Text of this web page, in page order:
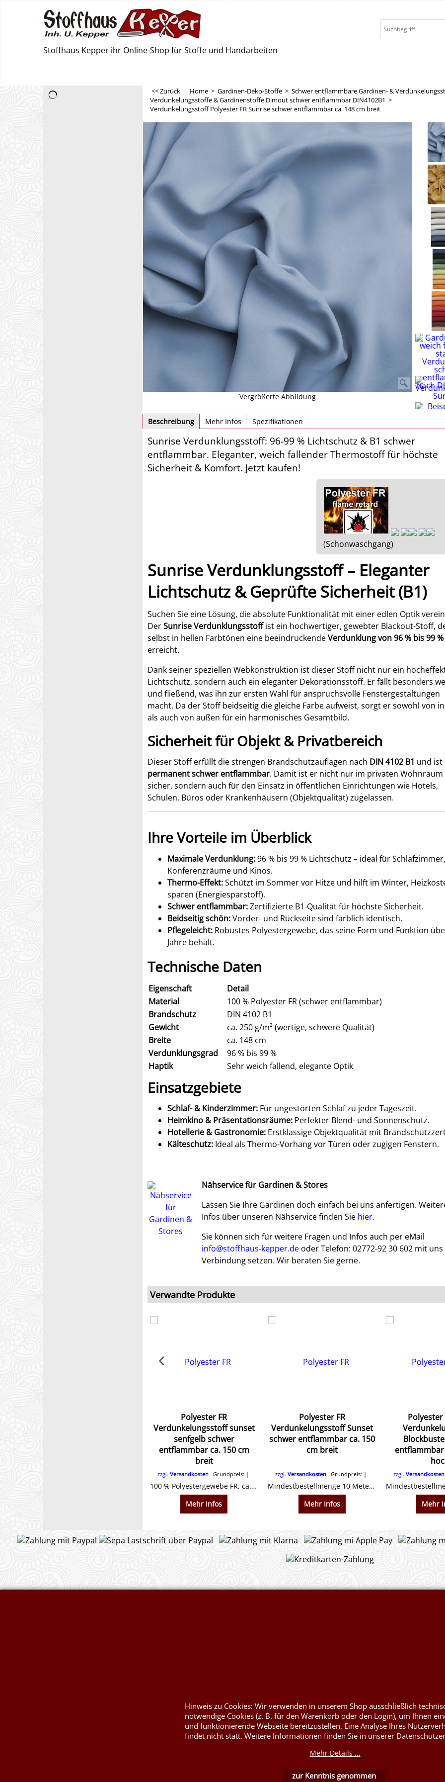
Stoffhaus Kepper ihr Online-Shop für Stoffe und Handarbeiten
<< Zurück | Home > Gardinen-Deko-Stoffe > Schwer entflammbare Gardinen- &
Verdunkelungsstoffe & Gardinenstoffe Dimout schwer entflammbar DIN4102B1 >
Verdunkelungsstoff Polyester FR Sunrise schwer entflammbar ca. 148 cm breit
Vergrößerte Abbildung
Beschreibung Mehr Infos Spezifikationen
Sunrise Verdunklungsstoff: 96-99 % Lichtschutz & B1 schwer
entflammbar. Eleganter, weich fallender Thermostoff für höchste
Sicherheit & Komfort. Jetzt kaufen!
(Schonwaschgang)
Sunrise Verdunklungsstoff – Eleganter
Lichtschutz & Geprüfte Sicherheit (B1)
Suchen Sie eine Lösung, die absolute Funktionalität mit einer edlen Optik
DerSunrise Verdunklungsstoffist ein hochwertiger, gewebter Blackout-Stoff,
selbst in hellen Farbtönen eine beeindruckendeVerdunklung von 96 % bis 99 %
erreicht.
Dank seiner speziellen Webkonstruktion ist dieser Stoff nicht nur ein
Lichtschutz, sondern auch ein eleganter Dekorationsstoff. Er fällt besonders
und fließend, was ihn zur ersten Wahl für anspruchsvolle Fenstergestaltungen
macht. Da der Stoff beidseitig die gleiche Farbe aufweist, sorgt er sowohl von
als auch von außen für ein harmonisches Gesamtbild.
Sicherheit für Objekt & Privatbereich
Dieser Stoff erfüllt die strengen Brandschutzauflagen nach DIN 4102 B1 und ist
permanent schwer entflammbar. Damit ist er nicht nur im privaten Wohnraum
sicher, sondern auch für den Einsatz in öffentlichen Einrichtungen wie Hotels,
Schulen, Büros oder Krankenhäusern (Objektqualität) zugelassen.
Ihre Vorteile im Überblick
Maximale Verdunklung:96 % bis 99 % Lichtschutz – ideal für Schlafzimmer,
Konferenzräume und Kinos.
Thermo-Effekt:Schützt im Sommer vor Hitze und hilft im Winter,
sparen (Energiesparstoff).
Schwer entflammbar:Zertifizierte B1-Qualität für höchste Sicherheit.
Beidseitig schön:Vorder- und Rückseite sind farblich identisch.
Pflegeleicht: Robustes Polyestergewebe, das seine Form und Funktion
Jahre behält.
Technische Daten
Eigenschaft
Detail
Material
100 % Polyester FR (schwer entflammbar)
Brandschutz
DIN 4102 B1
Gewicht
ca. 250 g/m² (wertige, schwere Qualität)
Breite
ca. 148 cm
Verdunklungsgrad 96 % bis 99 %
Haptik
Sehr weich fallend, elegante Optik
Einsatzgebiete
Schlaf- & Kinderzimmer: Für ungestörten Schlaf zu jeder Tageszeit.
Heimkino & Präsentationsräume: Perfekter Blend- und Sonnenschutz.
Hotellerie & Gastronomie: Erstklassige Objektqualität mit
Kälteschutz: Ideal als Thermo-Vorhang vor Türen oder zugigen Fenstern.
Nähservice für Gardinen & Stores
Lassen Sie Ihre Gardinen doch einfach bei uns anfertigen.
Infos über unseren Nähservice finden Sie hier.
Sie können sich für weitere Fragen und Infos auch per eMail
info@stoffhaus-kepper.de oder Telefon: 02772-92 30 602 mit
Verbindung setzen. Wir beraten Sie gerne.
Verwandte Produkte
Polyester FR
Verdunkelungsstoff sunset
senfgelb schwer
entflammbar ca. 150 cm
breit
zzgl. VersandkostenGrundpreis:
100 % Polyestergewebe FR, ca. 250 g/m², ca. 140 cm breit Schön weich fallender Stoff. Beidseitig gleiche Farbe.
Mehr Infos
Polyester FR
Verdunkelungsstoff Sunset
schwer entflammbar ca. 150
cm breit
zzgl.Versandkosten Grundpreis:
Mindestbestellmenge 10 Meter. 100 % Polyestergewebe FR, ca. 250 g/m², ca. 150 cm breit Schön weich fallender Stoff. Beidseitig gleiche Farbe.
Mehr Infos
Polyester
entflammbar
zzgl. Versandkosten
Mehr
Füllwatte, Granulat
Nessel Baumwolle natur
Hinweis zu Cookies: Wir verwenden in unserem Shop ausschließlich
notwendige Cookies (z. B. für den Warenkorb oder den Login), um Ihnen
und funktionierende Webseite bereitzustellen. Eine Analyse Ihres
findet nicht statt. Weitere Informationen finden Sie in unserer
Mehr Details ...
zur Kenntnis genommen